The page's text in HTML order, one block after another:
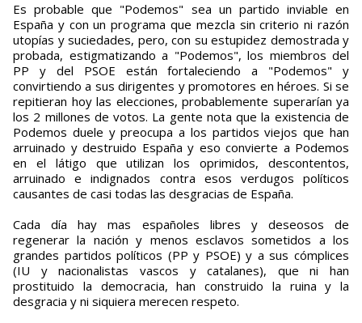
Es probable que "Podemos" sea un partido inviable en
España y con un programa que mezcla sin criterio ni razón
utopías y suciedades, pero, con su estupidez demostrada y
probada, estigmatizando a "Podemos", los miembros del
PP y del PSOE están fortaleciendo a "Podemos" y
convirtiendo a sus dirigentes y promotores en héroes. Si se
repitieran hoy las elecciones, probablemente superarían ya
los 2 millones de votos. La gente nota que la existencia de
Podemos duele y preocupa a los partidos viejos que han
arruinado y destruido España y eso convierte a Podemos
en el látigo que utilizan los oprimidos, descontentos,
arruinado e indignados contra esos verdugos políticos
causantes de casi todas las desgracias de España.
Cada día hay mas españoles libres y deseosos de
regenerar la nación y menos esclavos sometidos a los
grandes partidos políticos (PP y PSOE) y a sus cómplices
(IU y nacionalistas vascos y catalanes), que ni han
prostituido la democracia, han construido la ruina y la
desgracia y ni siquiera merecen respeto.